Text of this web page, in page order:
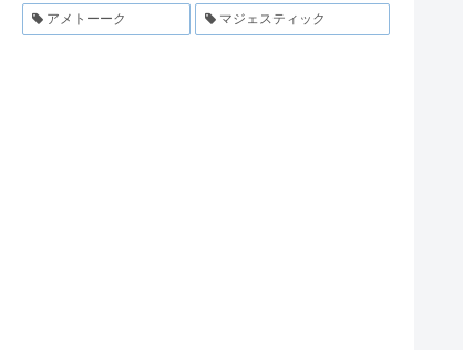
アメトーーク マジェスティック